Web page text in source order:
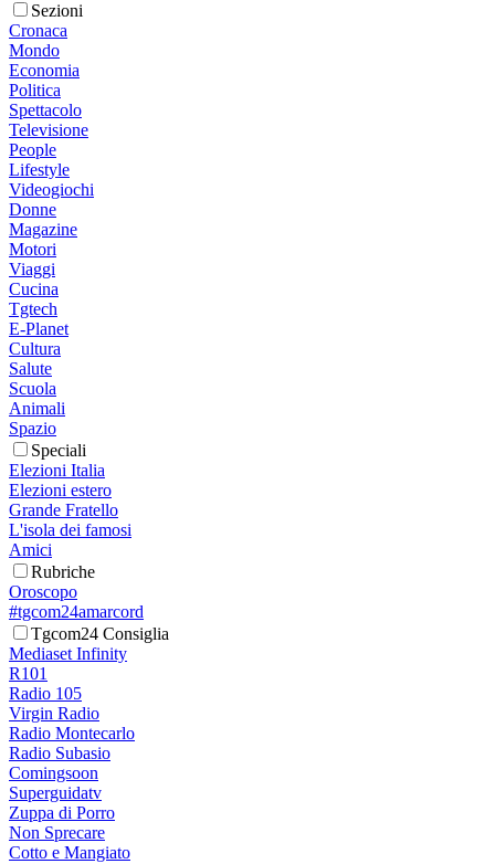
Sezioni
Cronaca
Mondo
Economia
Politica
Spettacolo
Televisione
People
Lifestyle
Videogiochi
Donne
Magazine
Motori
Viaggi
Cucina
Tgtech
E-Planet
Cultura
Salute
Scuola
Animali
Spazio
Speciali
Elezioni Italia
Elezioni estero
Grande Fratello
L'isola dei famosi
Amici
Rubriche
Oroscopo
#tgcom24amarcord
Tgcom24 Consiglia
Mediaset Infinity
R101
Radio 105
Virgin Radio
Radio Montecarlo
Radio Subasio
Comingsoon
Superguidatv
Zuppa di Porro
Non Sprecare
Cotto e Mangiato